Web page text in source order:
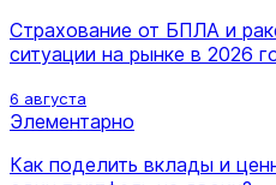
Страхование от БПЛА и
ситуации на рынке в 2026
6 августа
Элементарно
Как поделить вклады и